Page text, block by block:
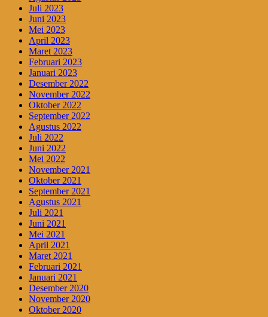
Juli 2023
Juni 2023
Mei 2023
April 2023
Maret 2023
Februari 2023
Januari 2023
Desember 2022
November 2022
Oktober 2022
September 2022
Agustus 2022
Juli 2022
Juni 2022
Mei 2022
November 2021
Oktober 2021
September 2021
Agustus 2021
Juli 2021
Juni 2021
Mei 2021
April 2021
Maret 2021
Februari 2021
Januari 2021
Desember 2020
November 2020
Oktober 2020